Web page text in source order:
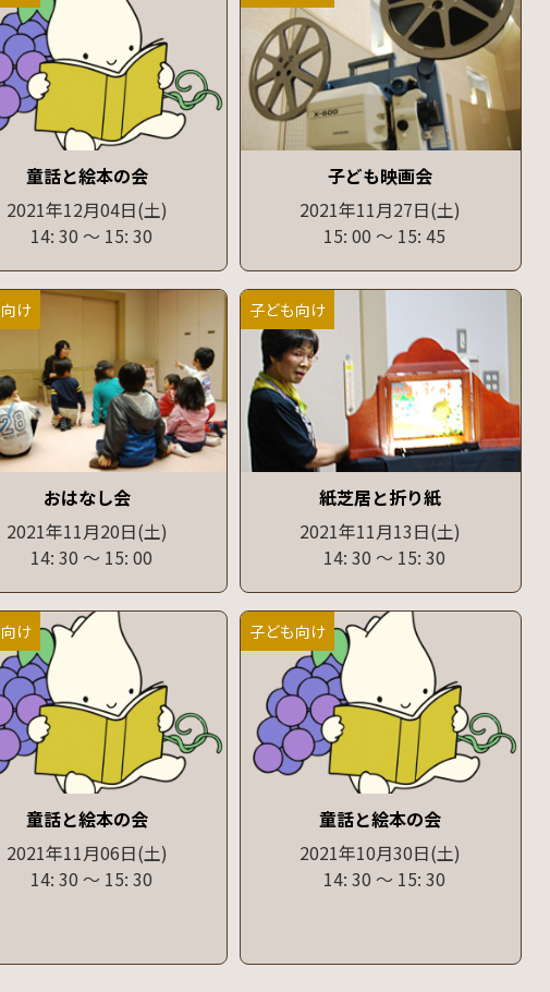
童話と絵本の会
2021年12月04日(土)
14: 30 〜 15: 30
子ども映画会
2021年11月27日(土)
15: 00 〜 15: 45
け
おはなし会
2021年11月20日(土)
14: 30 〜 15: 00
子ども向け
紙芝居と折り紙
2021年11月13日(土)
14: 30 〜 15: 30
け
童話と絵本の会
2021年11月06日(土)
14: 30 〜 15: 30
子ども向け
童話と絵本の会
2021年10月30日(土)
14: 30 〜 15: 30